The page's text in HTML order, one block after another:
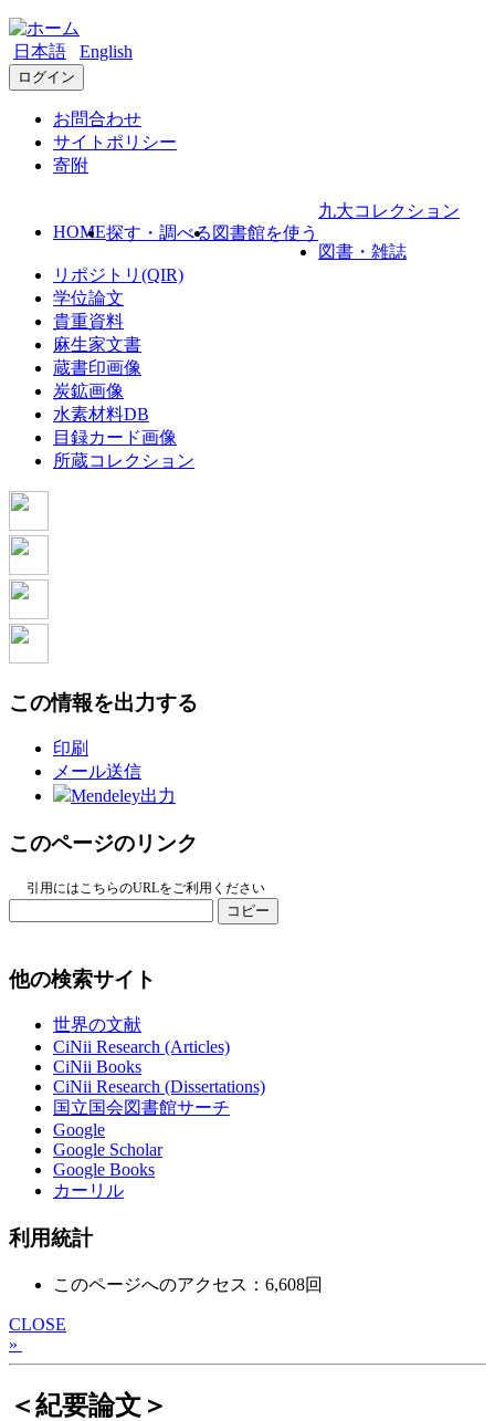
日本語 English
ログイン
お問合わせ
サイトポリシー
寄附
HOME探す・調べる 図書館を使う
九大コレクション
図書・雑誌
リポジトリ(QIR)
学位論文
貴重資料
麻生家文書
蔵書印画像
炭鉱画像
水素材料DB
目録カード画像
所蔵コレクション
この情報を出力する
印刷
メール送信
Mendeley出力
このページのリンク
引用にはこちらのURLをご利用ください
コピー
他の検索サイト
世界の文献
CiNii Research (Articles)
CiNii Books
CiNii Research (Dissertations)
国立国会図書館サーチ
Google
Google Scholar
Google Books
カーリル
利用統計
このページへのアクセス：6,608回
CLOSE
»
＜紀要論文＞